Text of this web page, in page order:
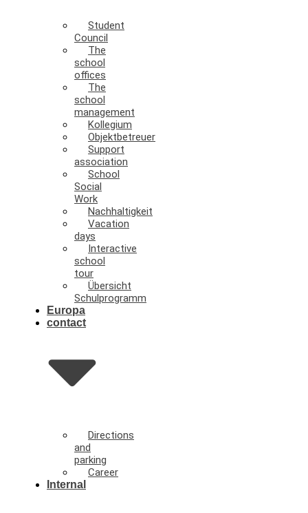
Student
Council
The
school
offices
The
school
management
Kollegium
Objektbetreuer
Support
association
School
Social
Work
Nachhaltigkeit
Vacation
days
Interactive
school
tour
Übersicht
Schulprogramm
Europa
contact
Directions
and
parking
Career
Internal